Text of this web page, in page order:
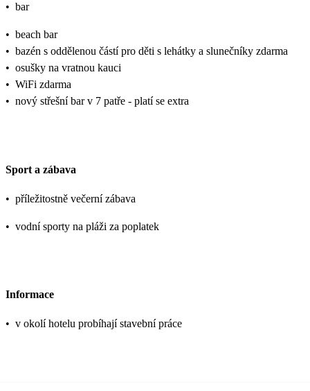
• bar
• beach bar
• bazén s oddělenou částí pro děti s lehátky a slunečníky zdarma
• osušky na vratnou kauci
• WiFi zdarma
• nový střešní bar v 7 patře - platí se extra
Sport a zábava
• příležitostně večerní zábava
• vodní sporty na pláži za poplatek
Informace
• v okolí hotelu probíhají stavební práce